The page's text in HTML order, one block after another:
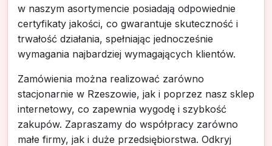
w naszym asortymencie posiadają odpowiednie
certyfikaty jakości, co gwarantuje skuteczność i
trwałość działania, spełniając jednocześnie
wymagania najbardziej wymagających klientów.
Zamówienia można realizować zarówno
stacjonarnie w Rzeszowie, jak i poprzez nasz sklep
internetowy, co zapewnia wygodę i szybkość
zakupów. Zapraszamy do współpracy zarówno
małe firmy, jak i duże przedsiębiorstwa. Odkryj